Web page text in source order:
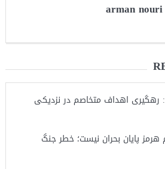
arman nouri
رهگیری اهداف متخاصم در نزدیکی
پایان بحران نیست؛ خطر جنگ